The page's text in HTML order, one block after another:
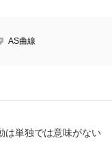
AS曲線
は単独では意味がない